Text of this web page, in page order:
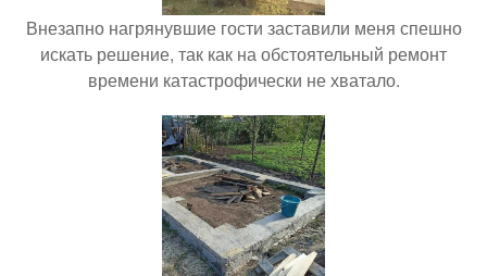
Внезапно нагрянувшие гости заставили меня спешно
искать решение, так как на обстоятельный ремонт
времени катастрофически не хватало.